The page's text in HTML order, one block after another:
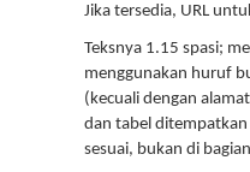
Jika tersedia, URL
Teksnya 1.15 spasi;
menggunakan huruf
(kecuali dengan
dan tabel
sesuai, bukan di